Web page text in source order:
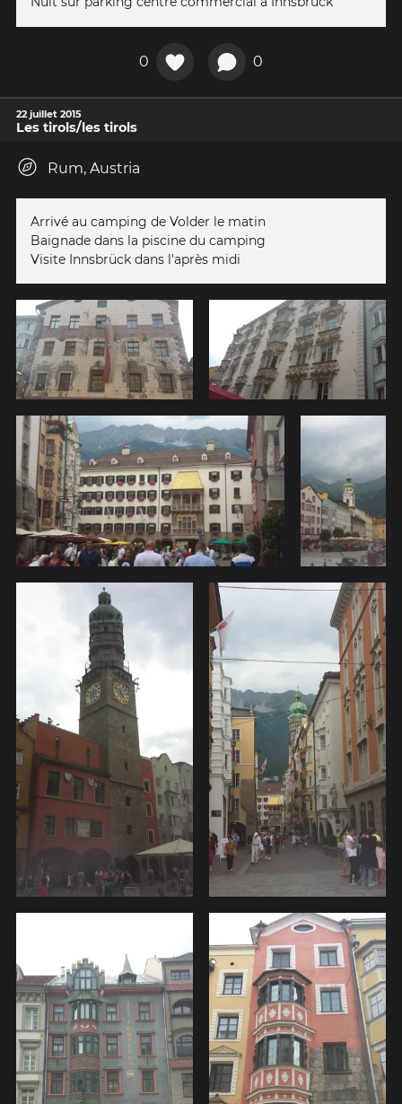
0 0
22 juillet 2015
Les tirols/les tirols
Rum, Austria
Arrivé au camping de Volder le matin
Baignade dans la piscine du camping
Visite Innsbrück dans l'après midi